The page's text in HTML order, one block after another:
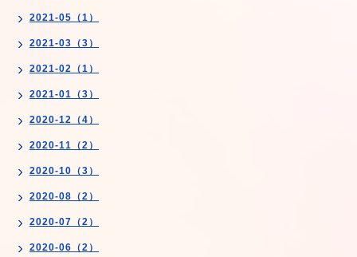
2021-05（1）
2021-03（3）
2021-02（1）
2021-01（3）
2020-12（4）
2020-11（2）
2020-10（3）
2020-08（2）
2020-07（2）
2020-06（2）